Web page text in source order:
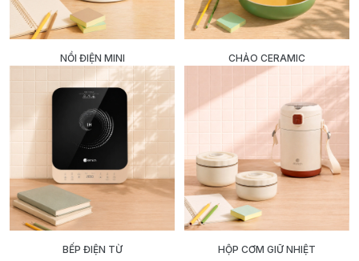
NỒI ĐIỆN MINI CHẢO CERAMIC
BẾP ĐIỆN TỪ HỘP CƠM GIỮ NHIỆT